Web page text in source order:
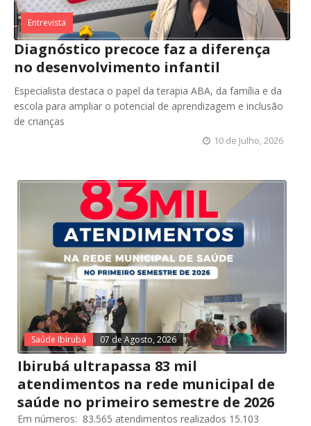
Entrevista
Diagnóstico precoce faz a diferença
no desenvolvimento infantil
Especialista destaca o papel da terapia ABA, da família e da
escola para ampliar o potencial de aprendizagem e inclusão
de crianças
10 de Julho, 2026
Saúde Ibirubá 07 de Agosto, 2026
Ibirubá ultrapassa 83 mil
atendimentos na rede municipal de
saúde no primeiro semestre de 2026
Em números: 83.565 atendimentos realizados 15.103